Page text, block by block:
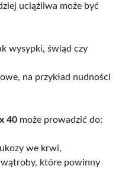
uciążliwa może być
wysypki, świąd czy
na przykład nudności
40 może prowadzić do:
we krwi,
które powinny